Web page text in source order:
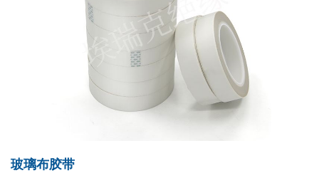
玻璃布胶带